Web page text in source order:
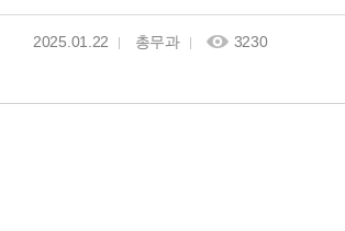
2025.01.22 총무과 3230